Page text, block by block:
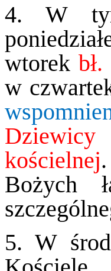
4. W
wtorek
w
kościelnej
Bożych
5. W